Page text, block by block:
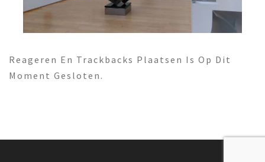
Reageren En Trackbacks Plaatsen Is Op Dit
Moment Gesloten.